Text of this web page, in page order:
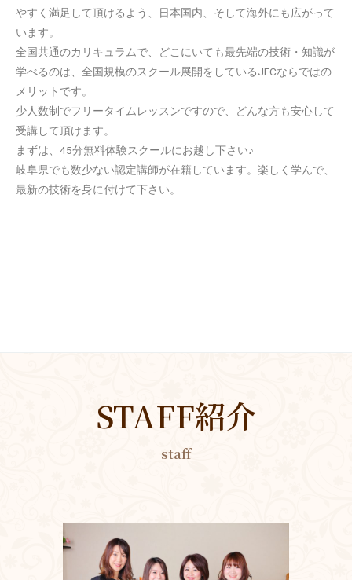
やすく満足して頂けるよう、日本国内、そして海外にも広がって
います。
全国共通のカリキュラムで、どこにいても最先端の技術・知識が
学べるのは、全国規模のスクール展開をしているJECならではの
メリットです。
少人数制でフリータイムレッスンですので、どんな方も安心して
受講して頂けます。
まずは、45分無料体験スクールにお越し下さい♪
岐阜県でも数少ない認定講師が在籍しています。楽しく学んで、
最新の技術を身に付けて下さい。
STAFF紹介
staff